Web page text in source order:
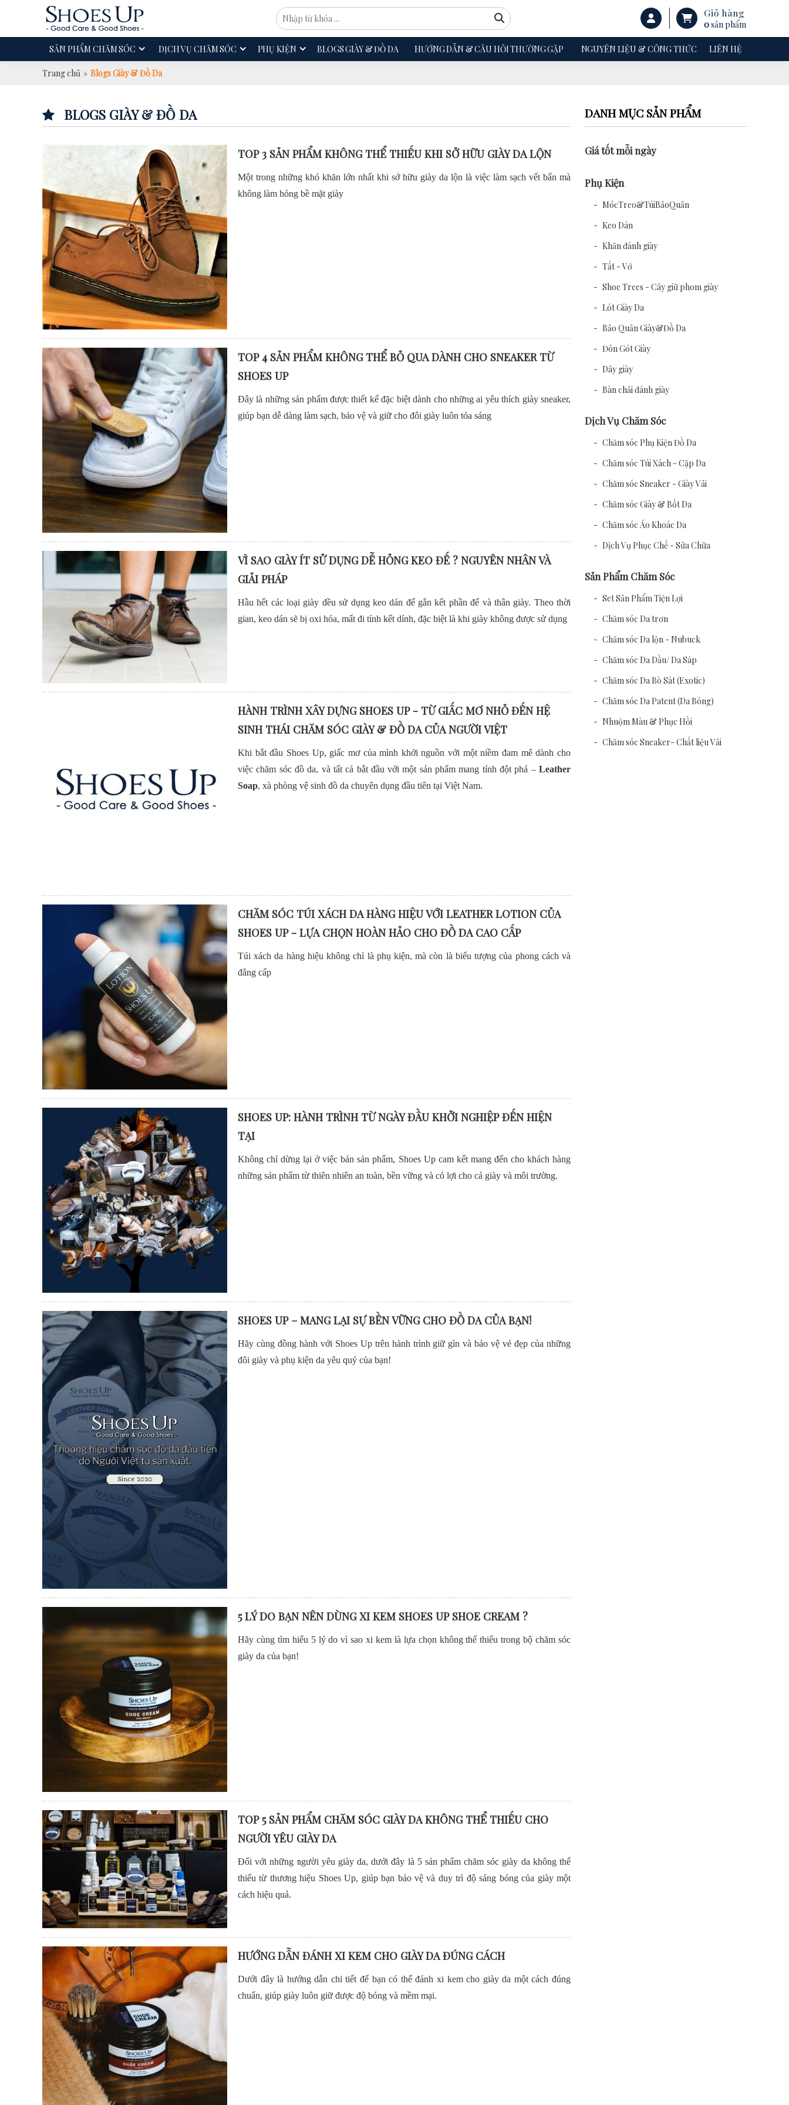
Giỏ hàng
0sản phẩm
SẢN PHẨM CHĂM SÓC DỊCH VỤ CHĂM SÓC PHỤ KIỆN BLOGS GIÀY & ĐỒ DA HƯỚNG DẪN & CÂU HỎI THƯỜNG GẶP NGUYÊN LIỆU & CÔNG THỨC LIÊN HỆ
Trang chủ » Blogs Giày & Đồ Da
BLOGS GIÀY & ĐỒ DA
TOP 3 SẢN PHẨM KHÔNG THỂ THIẾU KHI SỞ HỮU GIÀY DA LỘN
Một trong những khó khăn lớn nhất khi sở hữu giày da lộn là việc làm sạch vết bẩn mà
không làm hỏng bề mặt giày
TOP 4 SẢN PHẨM KHÔNG THỂ BỎ QUA DÀNH CHO SNEAKER TỪ
SHOES UP
Đây là những sản phẩm được thiết kế đặc biệt dành cho những ai yêu thích giày sneaker,
giúp bạn dễ dàng làm sạch, bảo vệ và giữ cho đôi giày luôn tỏa sáng
VÌ SAO GIÀY ÍT SỬ DỤNG DỄ HỎNG KEO ĐẾ ? NGUYÊN NHÂN VÀ
GIẢI PHÁP
Hầu hết các loại giày đều sử dụng keo dán để gắn kết phần đế và thân giày. Theo thời
gian, keo dán sẽ bị oxi hóa, mất đi tính kết dính, đặc biệt là khi giày không được sử dụng
HÀNH TRÌNH XÂY DỰNG SHOES UP - TỪ GIẤC MƠ NHỎ ĐẾN HỆ
SINH THÁI CHĂM SÓC GIÀY & ĐỒ DA CỦA NGƯỜI VIỆT
Khi bắt đầu Shoes Up, giấc mơ của mình khởi nguồn với một niềm đam mê dành cho
việc chăm sóc đồ da, và tất cả bắt đầu với một sản phẩm mang tính đột phá – Leather
Soap, xà phòng vệ sinh đồ da chuyên dụng đầu tiên tại Việt Nam.
CHĂM SÓC TÚI XÁCH DA HÀNG HIỆU VỚI LEATHER LOTION CỦA
SHOES UP - LỰA CHỌN HOÀN HẢO CHO ĐỒ DA CAO CẤP
Túi xách da hàng hiệu không chỉ là phụ kiện, mà còn là biểu tượng của phong cách và
đẳng cấp
SHOES UP: HÀNH TRÌNH TỪ NGÀY ĐẦU KHỞI NGHIỆP ĐẾN HIỆN
TẠI
Không chỉ dừng lại ở việc bán sản phẩm, Shoes Up cam kết mang đến cho khách hàng
những sản phẩm từ thiên nhiên an toàn, bền vững và có lợi cho cả giày và môi trường.
SHOES UP – MANG LẠI SỰ BỀN VỮNG CHO ĐỒ DA CỦA BẠN!
Hãy cùng đồng hành với Shoes Up trên hành trình giữ gìn và bảo vệ vẻ đẹp của những
đôi giày và phụ kiện da yêu quý của bạn!
5 LÝ DO BẠN NÊN DÙNG XI KEM SHOES UP SHOE CREAM ?
Hãy cùng tìm hiểu 5 lý do vì sao xi kem là lựa chọn không thể thiếu trong bộ chăm sóc
giày da của bạn!
TOP 5 SẢN PHẨM CHĂM SÓC GIÀY DA KHÔNG THỂ THIẾU CHO
NGƯỜI YÊU GIÀY DA
Đối với những người yêu giày da, dưới đây là 5 sản phẩm chăm sóc giày da không thể
thiếu từ thương hiệu Shoes Up, giúp bạn bảo vệ và duy trì độ sáng bóng của giày một
cách hiệu quả.
HƯỚNG DẪN ĐÁNH XI KEM CHO GIÀY DA ĐÚNG CÁCH
Dưới đây là hướng dẫn chi tiết để bạn có thể đánh xi kem cho giày da một cách đúng
chuẩn, giúp giày luôn giữ được độ bóng và mềm mại.
DANH MỤC SẢN PHẨM
Giá tốt mỗi ngày
Phụ Kiện
MócTreo&TúiBảoQuản
Keo Dán
Khăn đánh giày
Tất - Vớ
Shoe Trees - Cây giữ phom giày
Lót Giày Da
Bảo Quản Giày&Đồ Da
Đôn Gót Giày
Dây giày
Bàn chải đánh giày
Dịch Vụ Chăm Sóc
Chăm sóc Phụ Kiện Đồ Da
Chăm sóc Túi Xách - Cặp Da
Chăm sóc Sneaker - Giày Vải
Chăm sóc Giày & Bốt Da
Chăm sóc Áo Khoác Da
Dịch Vụ Phục Chế - Sửa Chữa
Sản Phẩm Chăm Sóc
Set Sản Phẩm Tiện Lợi
Chăm sóc Da trơn
Chăm sóc Da lộn - Nubuck
Chăm sóc Da Dầu/ Da Sáp
Chăm sóc Da Bò Sát (Exotic)
Chăm sóc Da Patent (Da Bóng)
Nhuộm Màu & Phục Hồi
Chăm sóc Sneaker- Chất liệu Vải